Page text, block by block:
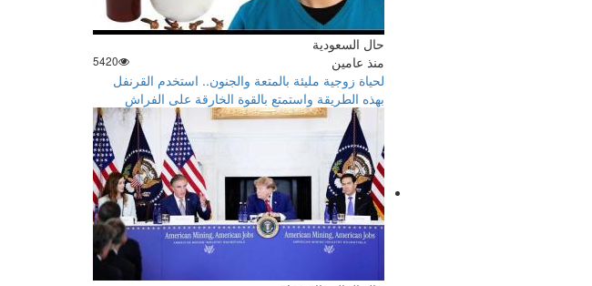
حال السعودية
منذ عامين
5420
لحياة زوجية مليئة بالمتعة والجنون.. استخدم القرنفل
بهذه الطريقة واستمتع بالقوة الخارقة على الفراش